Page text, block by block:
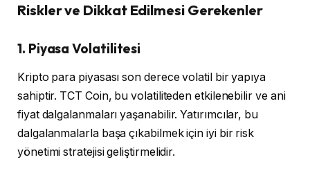
Riskler ve Dikkat Edilmesi Gerekenler
1. Piyasa Volatilitesi
Kripto para piyasası son derece volatil bir yapıya
sahiptir. TCT Coin, bu volatiliteden etkilenebilir ve ani
fiyat dalgalanmaları yaşanabilir. Yatırımcılar, bu
dalgalanmalarla başa çıkabilmek için iyi bir risk
yönetimi stratejisi geliştirmelidir.